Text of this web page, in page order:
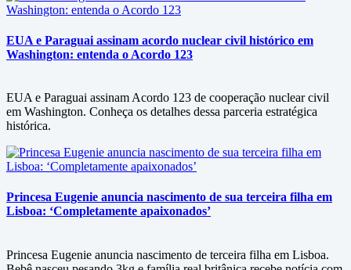
EUA e Paraguai assinam acordo nuclear civil histórico em
Washington: entenda o Acordo 123
EUA e Paraguai assinam Acordo 123 de cooperação nuclear civil
em Washington. Conheça os detalhes dessa parceria estratégica
histórica.
Princesa Eugenie anuncia nascimento de sua terceira filha em
Lisboa: ‘Completamente apaixonados’
Princesa Eugenie anuncia nascimento de terceira filha em Lisboa.